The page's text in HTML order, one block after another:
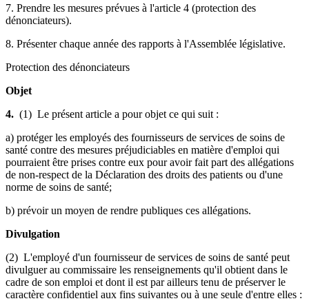
7. Prendre les mesures prévues à l'article 4 (protection des
dénonciateurs).
8. Présenter chaque année des rapports à l'Assemblée législative.
Protection des dénonciateurs
Objet
4. (1) Le présent article a pour objet ce qui suit :
a) protéger les employés des fournisseurs de services de soins de
santé contre des mesures préjudiciables en matière d'emploi qui
pourraient être prises contre eux pour avoir fait part des allégations
de non-respect de la Déclaration des droits des patients ou d'une
norme de soins de santé;
b) prévoir un moyen de rendre publiques ces allégations.
Divulgation
(2) L'employé d'un fournisseur de services de soins de santé peut
divulguer au commissaire les renseignements qu'il obtient dans le
cadre de son emploi et dont il est par ailleurs tenu de préserver le
caractère confidentiel aux fins suivantes ou à une seule d'entre elles :